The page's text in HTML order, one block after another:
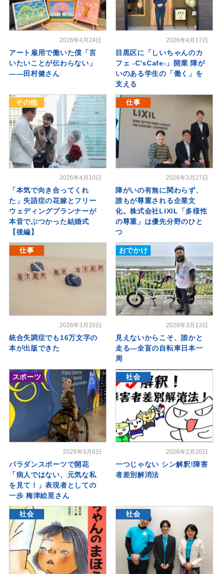
2026年4月24日
アート雇用で働いた僕「言
いたいことが伝わらない」
――田村健さん
2026年4月17日
目黒区に「しいちゃんのカ
フェ -C’sCafe-」開業 障が
いのある学生の「働く」を
支える
その他
2026年4月10日
「本気で向き合ってくれ
た」失語症の花嫁とフリー
ウェディングプランナーが
本音でぶつかった結婚式
【後編】
仕事
2026年3月27日
障がいの有無に関わらず、
誰もが尊重される企業文
化。株式会社LIXIL「多様性
の尊重」は優先分野のひと
つ
仕事
2026年3月20日
統合失調症でも16万文字の
本が出版できた
おでかけ
2026年3月13日
見えないからこそ、誰かと
走る―全盲の自転車日本一
周
スポーツ
2026年3月6日
パラダンスポーツで開花
「病人ではない、元気な私
を見て！」表現者としての
一歩 梅津絵里さん
社会
2026年2月20日
一つじゃない シン解釈!障害
者差別解消法
社会 社会